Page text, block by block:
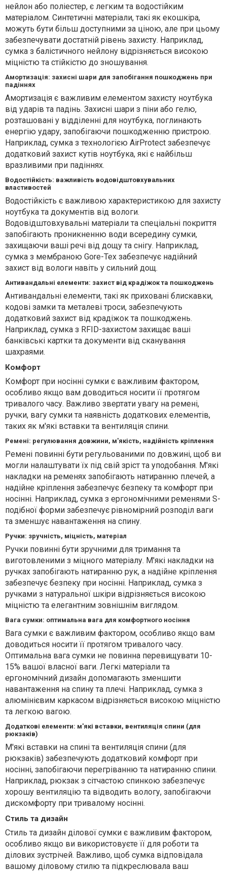
нейлон або поліестер, є легким та водостійким
матеріалом. Синтетичні матеріали, такі як екошкіра,
можуть бути більш доступними за ціною, але при цьому
забезпечувати достатній рівень захисту. Наприклад,
сумка з балістичного нейлону відрізняється високою
міцністю та стійкістю до зношування.
Амортизація: захисні шари для запобігання пошкоджень при
падіннях
Амортизація є важливим елементом захисту ноутбука
від ударів та падінь. Захисні шари з піни або гелю,
розташовані у відділенні для ноутбука, поглинають
енергію удару, запобігаючи пошкодженню пристрою.
Наприклад, сумка з технологією AirProtect забезпечує
додатковий захист кутів ноутбука, які є найбільш
вразливими при падіннях.
Водостійкість: важливість водовідштовхувальних
властивостей
Водостійкість є важливою характеристикою для захисту
ноутбука та документів від вологи.
Водовідштовхувальні матеріали та спеціальні покриття
запобігають проникненню води всередину сумки,
захищаючи ваші речі від дощу та снігу. Наприклад,
сумка з мембраною Gore-Tex забезпечує надійний
захист від вологи навіть у сильний дощ.
Антивандальні елементи: захист від крадіжок та пошкоджень
Антивандальні елементи, такі як приховані блискавки,
кодові замки та металеві троси, забезпечують
додатковий захист від крадіжок та пошкоджень.
Наприклад, сумка з RFID-захистом захищає ваші
банківські картки та документи від сканування
шахраями.
Комфорт
Комфорт при носінні сумки є важливим фактором,
особливо якщо вам доводиться носити її протягом
тривалого часу. Важливо звертати увагу на ремені,
ручки, вагу сумки та наявність додаткових елементів,
таких як м'які вставки та вентиляція спини.
Ремені: регулювання довжини, м'якість, надійність кріплення
Ремені повинні бути регульованими по довжині, щоб ви
могли налаштувати їх під свій зріст та уподобання. М'які
накладки на ременях запобігають натиранню плечей, а
надійне кріплення забезпечує безпеку та комфорт при
носінні. Наприклад, сумка з ергономічними ременями S-
подібної форми забезпечує рівномірний розподіл ваги
та зменшує навантаження на спину.
Ручки: зручність, міцність, матеріал
Ручки повинні бути зручними для тримання та
виготовленими з міцного матеріалу. М'які накладки на
ручках запобігають натиранню рук, а надійне кріплення
забезпечує безпеку при носінні. Наприклад, сумка з
ручками з натуральної шкіри відрізняється високою
міцністю та елегантним зовнішнім виглядом.
Вага сумки: оптимальна вага для комфортного носіння
Вага сумки є важливим фактором, особливо якщо вам
доводиться носити її протягом тривалого часу.
Оптимальна вага сумки не повинна перевищувати 10-
15% вашої власної ваги. Легкі матеріали та
ергономічний дизайн допомагають зменшити
навантаження на спину та плечі. Наприклад, сумка з
алюмінієвим каркасом відрізняється високою міцністю
та легкою вагою.
Додаткові елементи: м'які вставки, вентиляція спини (для
рюкзаків)
М'які вставки на спині та вентиляція спини (для
рюкзаків) забезпечують додатковий комфорт при
носінні, запобігаючи перегріванню та натиранню спини.
Наприклад, рюкзак з сітчастою спинкою забезпечує
хорошу вентиляцію та відводить вологу, запобігаючи
дискомфорту при тривалому носінні.
Стиль та дизайн
Стиль та дизайн ділової сумки є важливим фактором,
особливо якщо ви використовуєте її для роботи та
ділових зустрічей. Важливо, щоб сумка відповідала
вашому діловому стилю та підкреслювала ваш